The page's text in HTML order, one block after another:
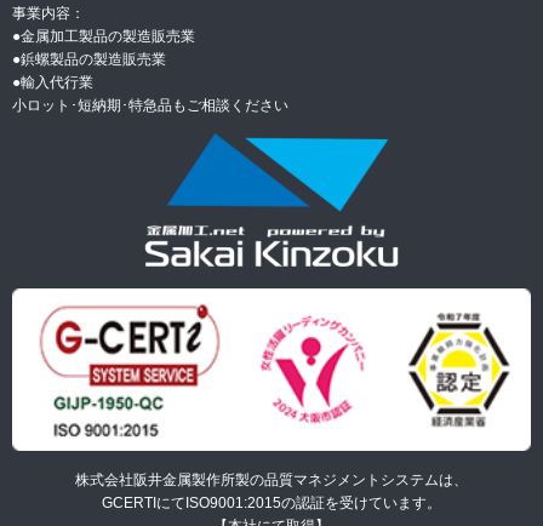
事業内容：
●金属加工製品の製造販売業
●鋲螺製品の製造販売業
●輸入代行業
小ロット･短納期･特急品もご相談ください
株式会社阪井金属製作所製の品質マネジメントシステムは、
GCERTIにてISO9001:2015の認証を受けています。